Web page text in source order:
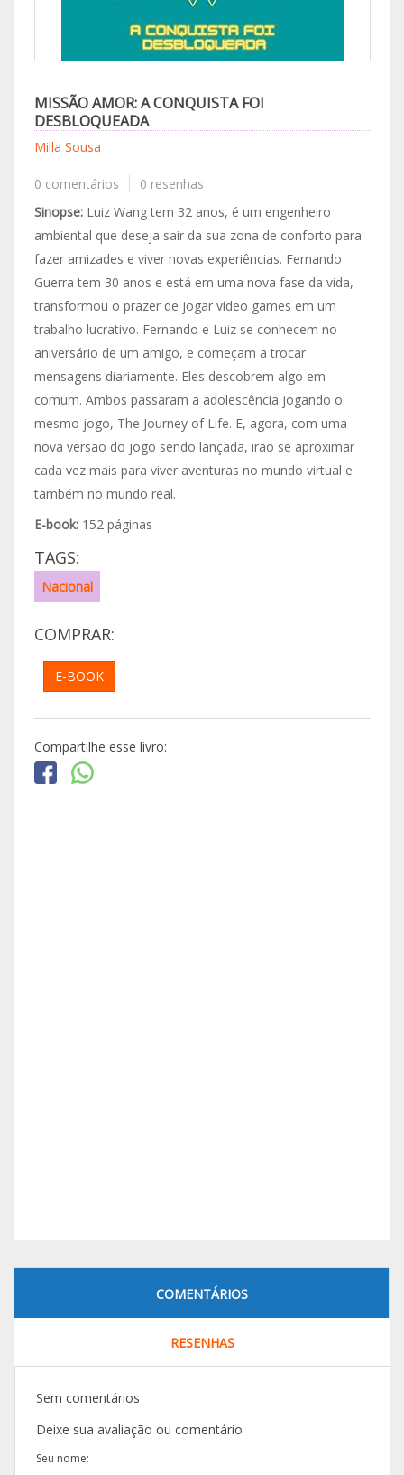
MISSÃO AMOR: A CONQUISTA FOI
DESBLOQUEADA
Milla Sousa
0 comentários
0 resenhas
Sinopse:Luiz Wang tem 32 anos, é um engenheiro
ambiental que deseja sair da sua zona de conforto para
fazer amizades e viver novas experiências. Fernando
Guerra tem 30 anos e está em uma nova fase da vida,
transformou o prazer de jogar vídeo games em um
trabalho lucrativo. Fernando e Luiz se conhecem no
aniversário de um amigo, e começam a trocar
mensagens diariamente. Eles descobrem algo em
comum. Ambos passaram a adolescência jogando o
mesmo jogo, The Journey of Life. E, agora, com uma
nova versão do jogo sendo lançada, irão se aproximar
cada vez mais para viver aventuras no mundo virtual e
também no mundo real.
E-book:152 páginas
TAGS:
Nacional
COMPRAR:
E-BOOK
Compartilhe esse livro:
COMENTÁRIOS
RESENHAS
Sem comentários
Deixe sua avaliação ou comentário
Seu nome: